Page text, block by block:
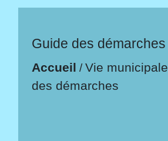
Guide des démarches
Accueil /Vie municipale
des démarches